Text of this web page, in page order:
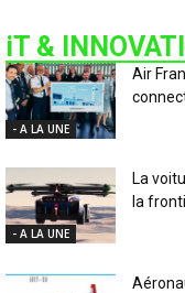
iT &
- A LA UNE
Air
- A LA UNE
La
la